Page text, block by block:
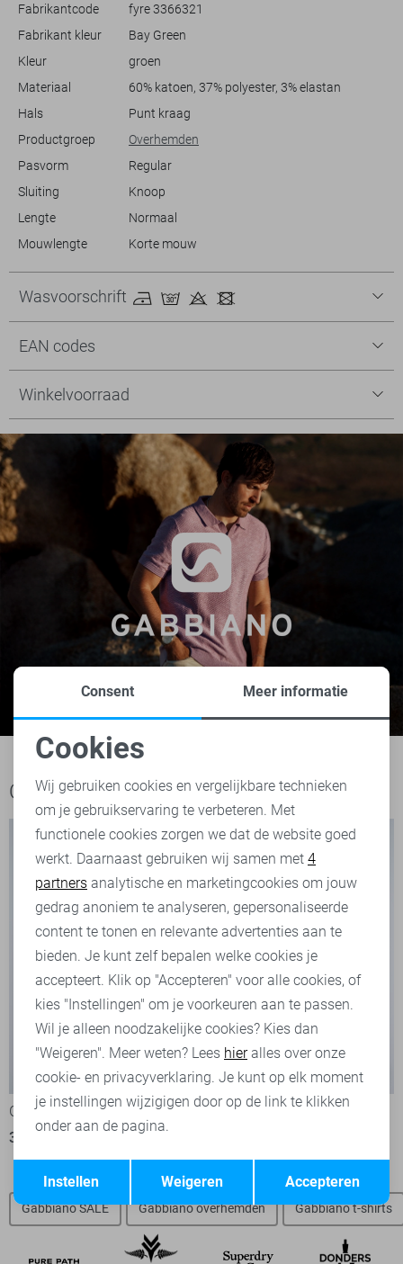
gecombineerd worden met een jeans voor een casual look of nette
broek voor een zakelijke sfeer. Of je nu naar kantoor gaat of een
keuze die je eenvoudig kunt dragen.
Fabrikantcode
fyre 3366321
Fabrikant kleur
Bay Green
Kleur
groen
Materiaal
60% katoen, 37% polyester, 3% elastan
Hals
Punt kraag
Productgroep
Overhemden
Pasvorm
Regular
Sluiting
Knoop
Lengte
Normaal
Mouwlengte
Korte mouw
Wasvoorschrift
EAN codes
Winkelvoorraad
Ook het bekijken waard
-50%
Gabbiano Overhemd
30,00
-50%
Gabbiano Overhemd
Gabbiano SALE Gabbiano overhemden Gabbiano t-shirts
Noodzakelijke cookies
Personalisatie cookies
Analytische cookies
Marketing cookies
Terug Opslaan
Consent Meer informatie
Cookies
Wij gebruiken cookies en vergelijkbare technieken
om je gebruikservaring te verbeteren. Met
functionele cookies zorgen we dat de website goed
werkt. Daarnaast gebruiken wij samen met 4
partners analytische en marketingcookies om jouw
gedrag anoniem te analyseren, gepersonaliseerde
content te tonen en relevante advertenties aan te
bieden. Je kunt zelf bepalen welke cookies je
accepteert. Klik op "Accepteren" voor alle cookies, of
kies "Instellingen" om je voorkeuren aan te passen.
Wil je alleen noodzakelijke cookies? Kies dan
"Weigeren". Meer weten? Lees hieralles over onze
cookie- en privacyverklaring. Je kunt op elk moment
je instellingen wijzigigen door op de link te klikken
onder aan de pagina.
Accepteren
Weigeren
Instellen